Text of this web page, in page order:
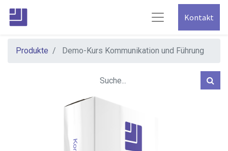
Kontakt
Produkte Demo-Kurs Kommunikation und Führung